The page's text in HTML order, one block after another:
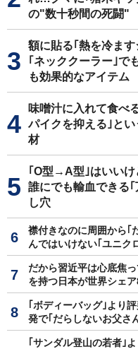
の"数十秒間の死闘"
額に貼る｢熱を冷ま
｢ネッククーラー｣で
も効果的なアイテム
味噌汁に入れて食べ
パイクを抑える｣と
材
｢O型→A型｣はいい
誰にでも輸血できる
し穴
襟付きなのに周囲から｢
んではいけない｢ユニク
だから習近平は心底焦
を持つ日本が世界シェ
｢ボディーバッグ｣より
発で｢だらしないお父さ
｢サンダル登山の若者｣